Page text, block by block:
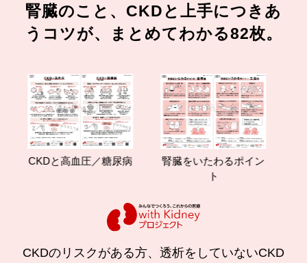
腎臓のこと、CKDと上手につきあ
うコツが、まとめてわかる82枚。
CKDと高血圧／糖尿病
腎臓をいたわるポイン
CKDのリスクがある方、透析をしていないCKD